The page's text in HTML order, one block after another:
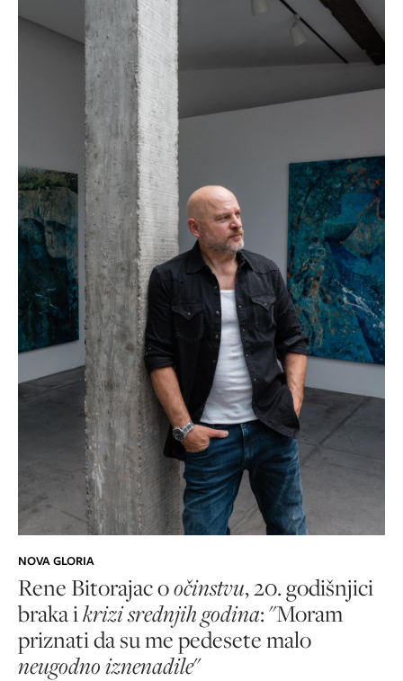
NOVA GLORIA
Rene Bitorajac oočinstvu, 20. godišnjici
braka ikrizi srednjih godina: "Moram
priznati da su me pedesete malo
neugodno iznenadile"